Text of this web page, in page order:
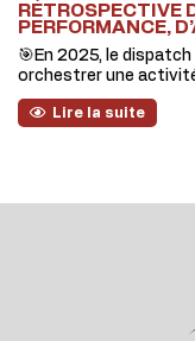
RÉTROSPECTIVE
PERFORMANCE,
🎯En 2025, le
orchestrer une
Lire la suite